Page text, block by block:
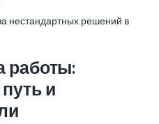
нестандартных решений в
работы:
и